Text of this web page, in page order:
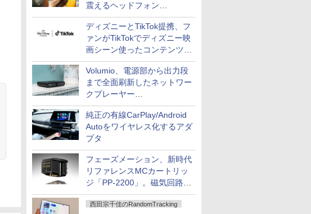
震えるヘッドフォン
「Crusher 1080 ANC」
ディズニーとTikTok提携、フ
ァンがTikTokでディズニー映
画シーン使ったコンテンツ制
作、Disney+にも配信
Volumio、電源部から出力段
まで全面刷新したネットワー
クプレーヤー
「Primo（2026）」
純正の有線CarPlay/Android
Autoをワイヤレス化するアダ
プタ
フェーズメーション、新時代
リファレンスMCカートリッ
ジ「PP-2200」。磁気回路や
ハウジングを根本から見直し
西田宗千佳のRandomTracking